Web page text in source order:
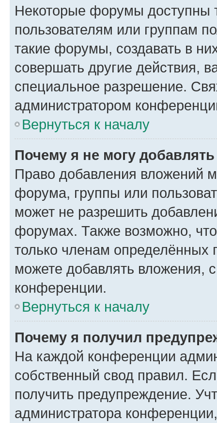
Некоторые форумы доступны
пользователям или группам
такие форумы, создавать в
совершать другие действия,
специальное разрешение.
администратором
Вернуться к началу
Почему я не могу
Право добавления вложений
форума, группы или
может не разрешить
форумах. Также возможно,
только членам определённых
можете добавлять вложения,
конференции.
Вернуться к началу
Почему я получил
На каждой конференции
собственный свод правил.
получить предупреждение.
администратора